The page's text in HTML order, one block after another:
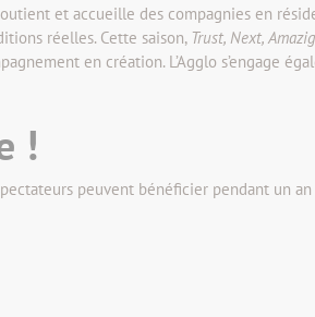
et accueille des compagnies en
réelles. Cette saison, Trust, Next,
en création. L’Agglo s’engage
!
peuvent bénéficier pendant un